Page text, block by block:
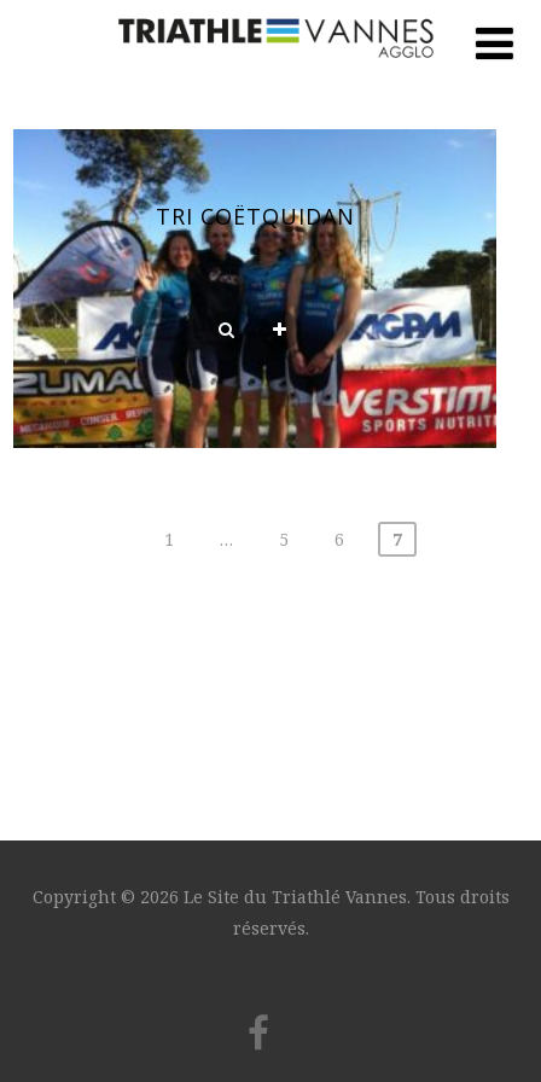
TRI COËTQUIDAN
1 … 5 6 7
Copyright © 2026 Le Site du Triathlé Vannes. Tous droits
réservés.